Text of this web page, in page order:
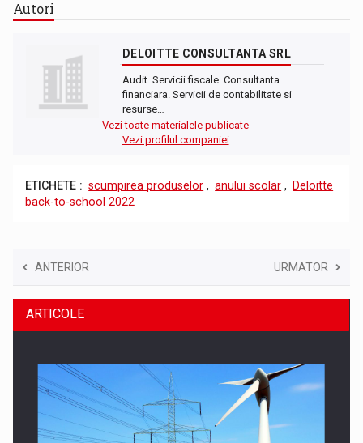
Autori
DELOITTE CONSULTANTA SRL
Audit. Servicii fiscale. Consultanta
financiara. Servicii de contabilitate si
resurse…
Vezi toate materialele publicate
Vezi profilul companiei
ETICHETE : scumpirea produselor , anului scolar ,
Deloitte
back-to-school 2022
ANTERIOR URMATOR
ARTICOLE